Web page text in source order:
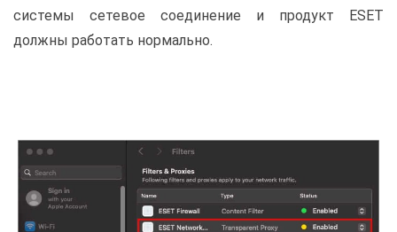
системы сетевое соединение и продукт ESET
должны работать нормально.